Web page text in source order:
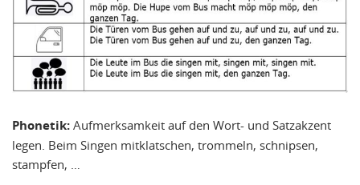
Phonetik: Aufmerksamkeit auf den Wort- und Satzakzent
legen. Beim Singen mitklatschen, trommeln, schnipsen,
stampfen, …